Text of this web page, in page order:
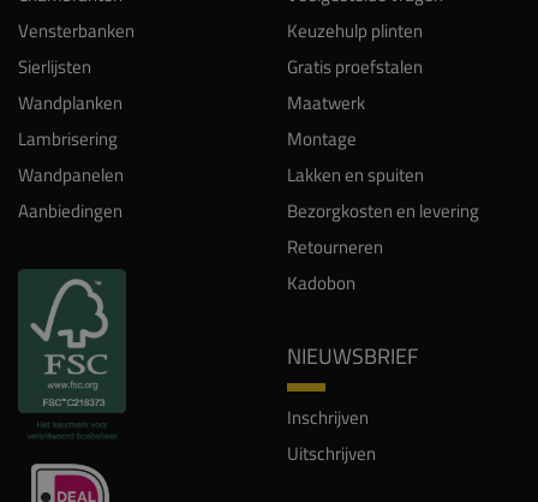
Vensterbanken
Sierlijsten
Wandplanken
Lambrisering
Wandpanelen
Aanbiedingen
Keuzehulp plinten
Gratis proefstalen
Maatwerk
Montage
Lakken en spuiten
Bezorgkosten en levering
Retourneren
Kadobon
NIEUWSBRIEF
Inschrijven
Uitschrijven